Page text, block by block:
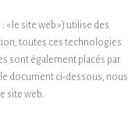
« le site web ») utilise des
toutes ces technologies
sont également placés par
document ci-dessous, nous
site web.